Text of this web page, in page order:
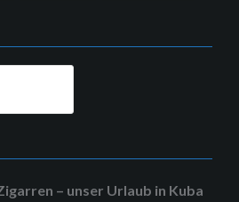
– unser Urlaub in Kuba